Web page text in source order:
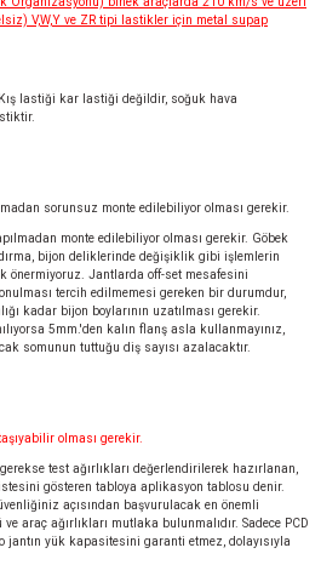
V,W,Y ve ZR tipi lastikler için metal supap
lastiği kar lastiği değildir, soğuk hava
sorunsuz monte edilebiliyor olması gerekir.
monte edilebiliyor olması gerekir. Göbek
bijon deliklerinde değişiklik gibi işlemlerin
önermiyoruz. Jantlarda off-set mesafesini
tercih edilmemesi gereken bir durumdur,
kadar bijon boylarının uzatılması gerekir.
5mm.'den kalın flanş asla kullanmayınız,
somunun tuttuğu diş sayısı azalacaktır.
taşıyabilir olması gerekir.
test ağırlıkları değerlendirilerek hazırlanan,
gösteren tabloya aplikasyon tablosu denir.
açısından başvurulacak en önemli
araç ağırlıkları mutlaka bulunmalıdır. Sadece PCD
yük kapasitesini garanti etmez, dolayısıyla